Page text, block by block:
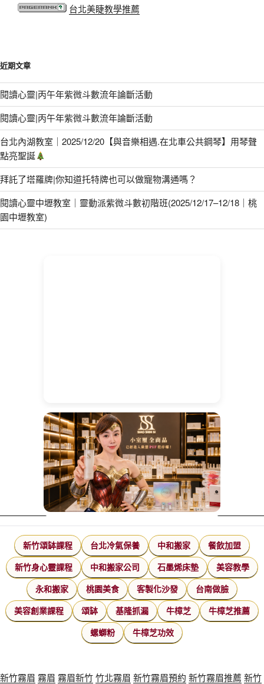
台北美睫教學推薦
近期文章
閱讀心靈|丙午年紫微斗數流年論斷活動
閱讀心靈|丙午年紫微斗數流年論斷活動
台北內湖教室｜2025/12/20【與音樂相遇.在北車公共鋼琴】用琴聲
點亮聖誕
拜託了塔羅牌|你知道托特牌也可以做寵物溝通嗎？
閱讀心靈中壢教室｜靈動派紫微斗數初階班(2025/12/17–12/18｜桃
園中壢教室)
新竹頌缽課程 台北冷氣保養 中和搬家 餐飲加盟
新竹身心靈課程 中和搬家公司 石墨烯床墊 美容教學
永和搬家 桃園美食 客製化沙發 台南做臉
美容創業課程 頌缽 基隆抓漏 牛樟芝 牛樟芝推薦
螺螄粉 牛樟芝功效
新竹霧眉 霧眉 霧眉新竹竹北霧眉 新竹霧眉預約 新竹霧眉推薦 新竹